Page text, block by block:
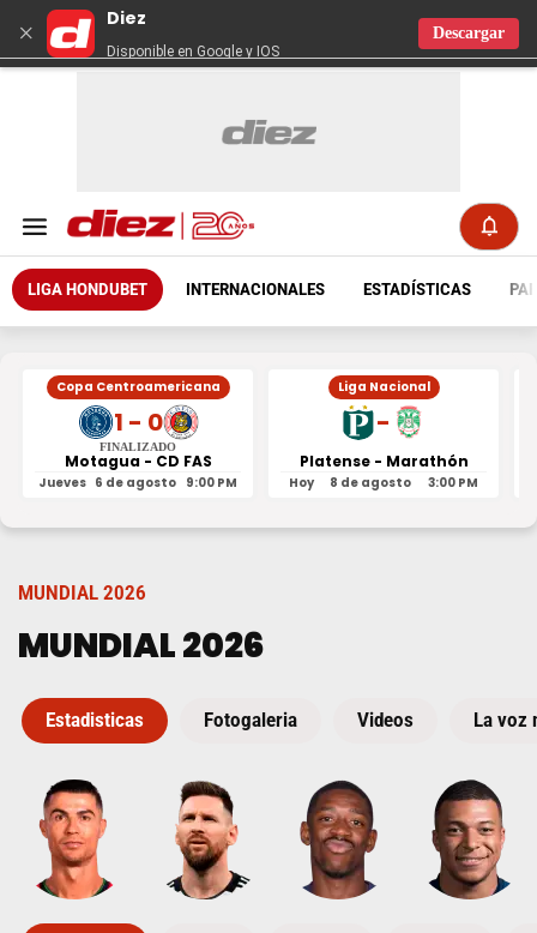
×
Diez
Disponible en Google y IOS
Descargar
LIGA HONDUBET INTERNACIONALES ESTADÍSTICAS
Copa Centroamericana
1 - 0
FINALIZADO
Motagua - CD FAS
Jueves 6 de agosto 9:00 PM
Liga Nacional
-
Platense - Marathón
Hoy 8 de agosto 3:00 PM
MUNDIAL 2026
MUNDIAL 2026
Estadisticas Fotogaleria Videos La voz